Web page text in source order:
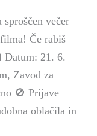
večer
Če rabiš
Datum: 21. 6.
Zavod za
🚫 Prijave
oblačila in